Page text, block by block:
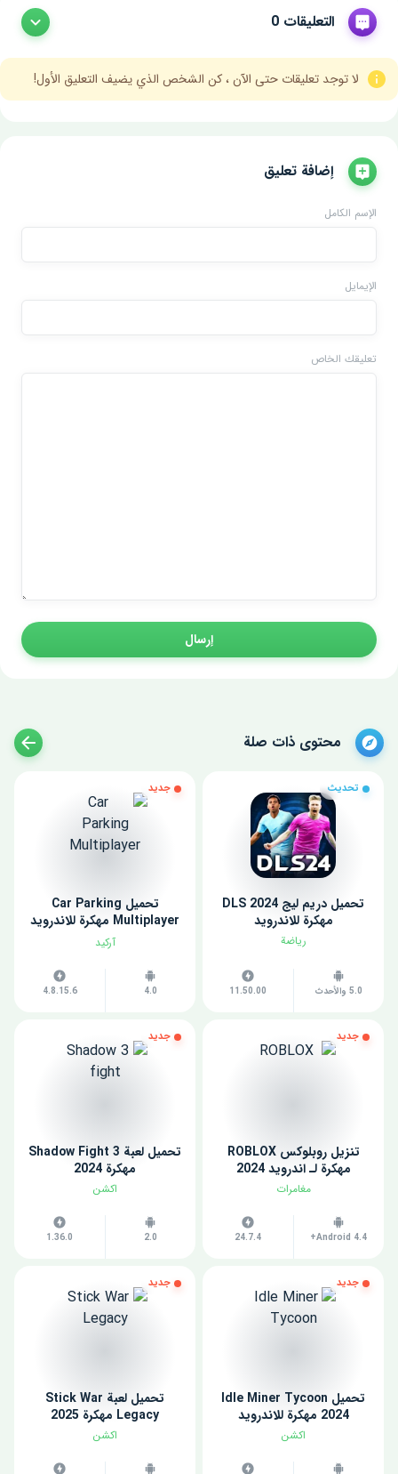
التعليقات 0
لا توجد تعليقات حتى الآن ، كن الشخص الذي يضيف التعليق الأول!
إضافة تعليق
الإسم الكامل
الإيمايل
تعليقك الخاص
إرسال
محتوى ذات صلة
تحديث
تحميل دريم ليج 2024 DLS
مهكرة للاندرويد
رياضة
5.0 والأحدث 11.50.00
جديد
تحميل Car Parking
Multiplayer مهكرة للاندرويد
اخر اصدار
آركيد
4.0
4.8.15.6
جديد
تنزيل روبلوكس ROBLOX
مهكرة لـ اندرويد 2024
مغامرات
Android 4.4+
24.7.4
جديد
تحميل لعبة Shadow Fight 3
مهكرة 2024
اكشن
2.0
1.36.0
جديد
تحميل Idle Miner Tycoon
2024 مهكرة للاندرويد
اكشن
جديد
تحميل لعبة Stick War
Legacy مهكرة 2025
اكشن